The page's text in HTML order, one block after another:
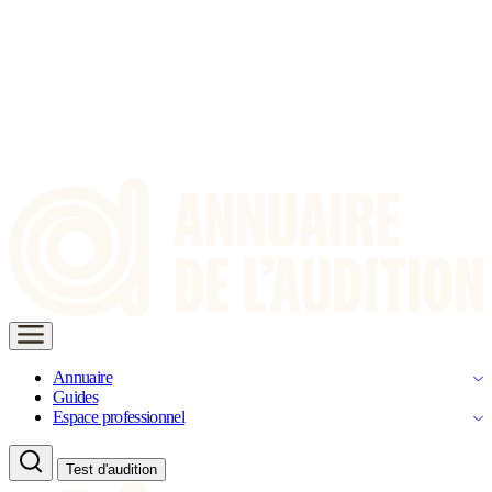
Annuaire
Guides
Espace professionnel
Test d'audition